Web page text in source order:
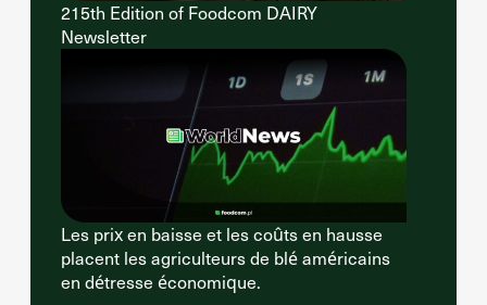
215th Edition of Foodcom DAIRY
Newsletter
Les prix en baisse et les coûts en hausse
placent les agriculteurs de blé américains
en détresse économique.